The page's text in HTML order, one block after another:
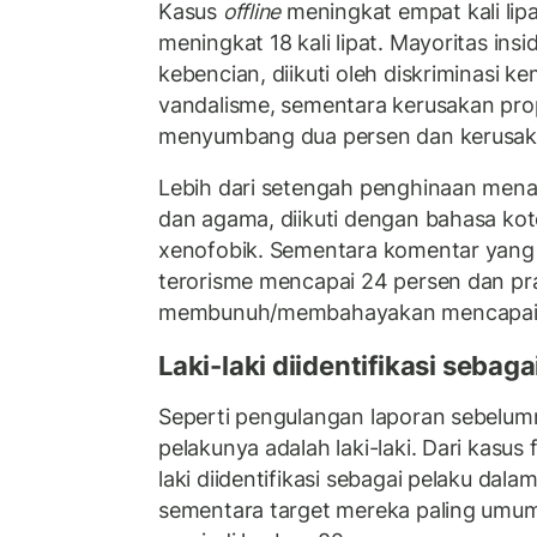
Kasus offlinemeningkat empat kali
meningkat 18 kali lipat. Mayoritas
kebencian, diikuti oleh diskriminasi
vandalisme, sementara kerusakan
menyumbang dua persen dan
Lebih dari setengah penghinaan
dan agama, diikuti dengan bahasa
xenofobik. Sementara komentar
terorisme mencapai 24 persen dan
membunuh/membahayakan
Laki-laki diidentifikasi
Seperti pengulangan laporan
pelakunya adalah laki-laki. Dari
laki diidentifikasi sebagai pelaku
sementara target mereka paling